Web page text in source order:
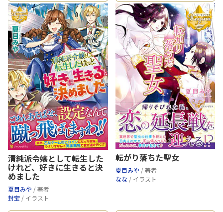
清純派令嬢として転生した
けれど、好きに生きると決
めました
夏目みや / 著者
封宝 / イラスト
転がり落ちた聖女
夏目みや / 著者
なな / イラスト